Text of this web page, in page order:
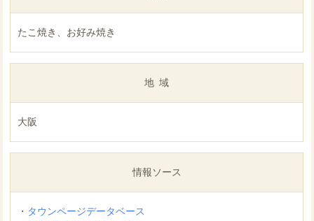
たこ焼き、お好み焼き
地域
大阪
情報ソース
・ タウンページデータベース